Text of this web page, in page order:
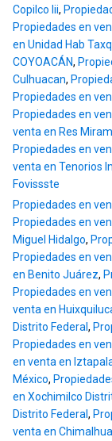
Copilco Iii,
Propiedades en
en Unidad Hab
COYOACÁN,
Culhuacan,
Propiedades en
Propiedades en
venta en Res
Propiedades en
venta en Tenorios
Fovissste
Propiedades en
Propiedades en
Miguel Hidalgo,
Propiedades en
en Benito Juárez,
Propiedades en
venta en
Distrito Federal,
Propiedades en
en venta en
México,
en Xochimilco
Distrito Federal,
venta en